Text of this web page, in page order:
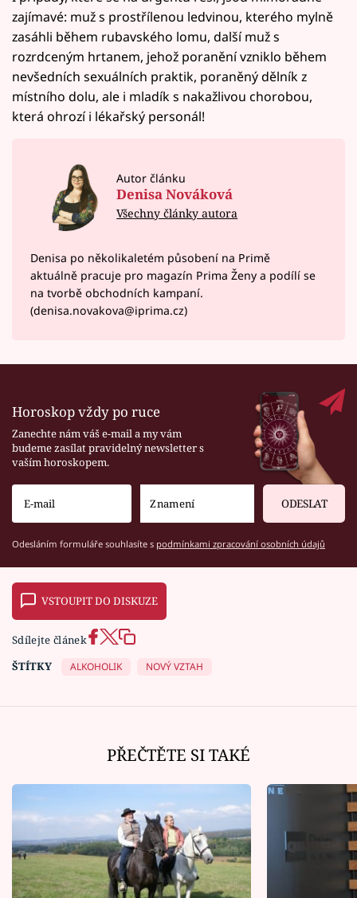
zajímavé: muž s prostřílenou ledvinou, kterého mylně
zasáhli během rubavského lomu, další muž s
rozrdceným hrtanem, jehož poranění vzniklo během
nevšedních sexuálních praktik, poraněný dělník z
místního dolu, ale i mladík s nakažlivou chorobou,
která ohrozí i lékařský personál!
Autor článku
Denisa Nováková
Všechny články autora
Denisa po několikaletém působení na Primě
aktuálně pracuje pro magazín Prima Ženy a podílí se
na tvorbě obchodních kampaní.
(denisa.novakova@iprima.cz)
Horoskop vždy po ruce
Zanechte nám váš e-mail a my vám
budeme zasílat pravidelný newsletter s
vaším horoskopem.
ODESLAT
Odesláním formuláře souhlasíte s podmínkami zpracování osobních údajů
VSTOUPIT DO DISKUZE
Sdílejte článek
ŠTÍTKY
ALKOHOLIK NOVÝ VZTAH
PŘEČTĚTE SI TAKÉ